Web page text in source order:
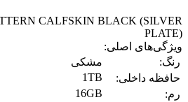
CALFSKIN BLACK (SILVER
PLATE)
ویژگی‌های اصلی:
رنگ:
مشکی
حافظه داخلی:
1TB
رم:
16GB